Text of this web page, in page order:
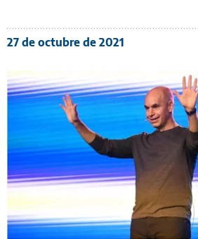
27 de octubre de 2021